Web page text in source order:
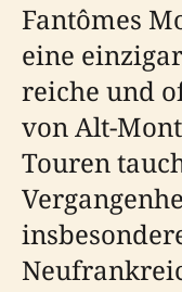
Fantômes
eine
reiche und
von Alt-
Touren